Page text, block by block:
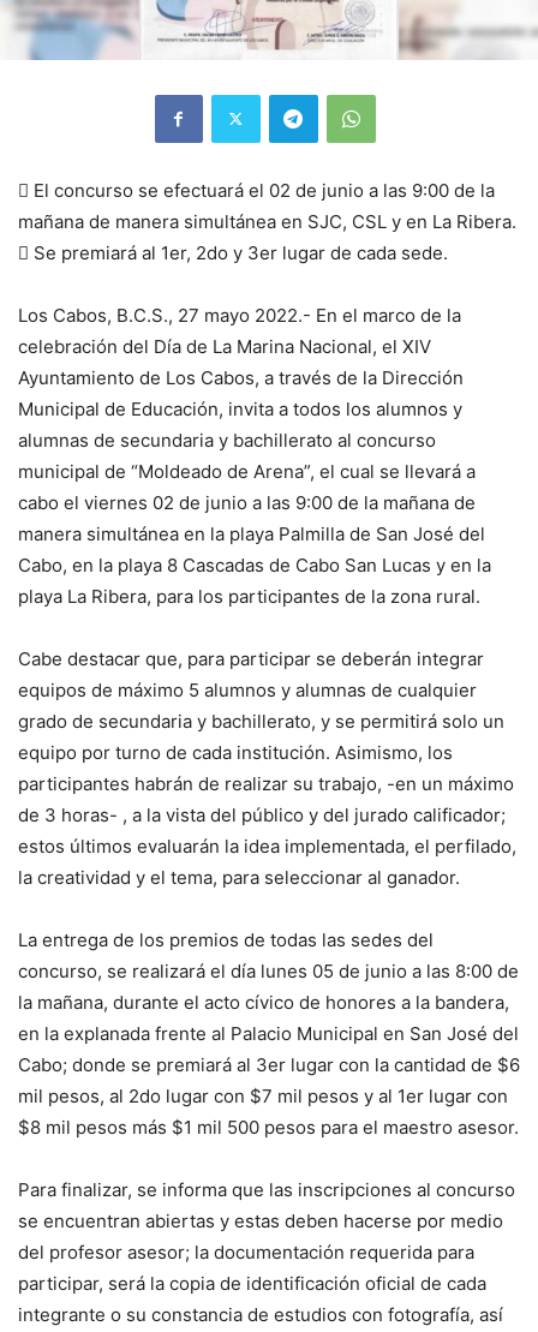
 El concurso se efectuará el 02 de junio a las 9:00 de la
mañana de manera simultánea en SJC, CSL y en La Ribera.
 Se premiará al 1er, 2do y 3er lugar de cada sede.
Los Cabos, B.C.S., 27 mayo 2022.- En el marco de la
celebración del Día de La Marina Nacional, el XIV
Ayuntamiento de Los Cabos, a través de la Dirección
Municipal de Educación, invita a todos los alumnos y
alumnas de secundaria y bachillerato al concurso
municipal de “Moldeado de Arena”, el cual se llevará a
cabo el viernes 02 de junio a las 9:00 de la mañana de
manera simultánea en la playa Palmilla de San José del
Cabo, en la playa 8 Cascadas de Cabo San Lucas y en la
playa La Ribera, para los participantes de la zona rural.
Cabe destacar que, para participar se deberán integrar
equipos de máximo 5 alumnos y alumnas de cualquier
grado de secundaria y bachillerato, y se permitirá solo un
equipo por turno de cada institución. Asimismo, los
participantes habrán de realizar su trabajo, -en un máximo
de 3 horas- , a la vista del público y del jurado calificador;
estos últimos evaluarán la idea implementada, el perfilado,
la creatividad y el tema, para seleccionar al ganador.
La entrega de los premios de todas las sedes del
concurso, se realizará el día lunes 05 de junio a las 8:00 de
la mañana, durante el acto cívico de honores a la bandera,
en la explanada frente al Palacio Municipal en San José del
Cabo; donde se premiará al 3er lugar con la cantidad de $6
mil pesos, al 2do lugar con $7 mil pesos y al 1er lugar con
$8 mil pesos más $1 mil 500 pesos para el maestro asesor.
Para finalizar, se informa que las inscripciones al concurso
se encuentran abiertas y estas deben hacerse por medio
del profesor asesor; la documentación requerida para
participar, será la copia de identificación oficial de cada
integrante o su constancia de estudios con fotografía, así